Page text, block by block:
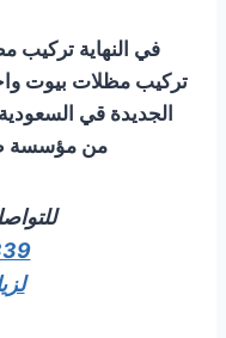
في النهاية تركيب
تركيب مظلات بيوت
الجديدة قي
من مؤسسة